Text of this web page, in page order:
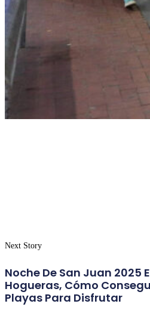
Next Story
Noche De San Juan 2025
Hogueras, Cómo
Playas Para Disfrutar